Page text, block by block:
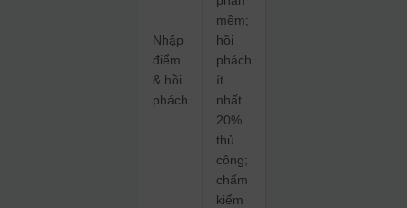
Nhập
điểm
& hồi
phách
mềm;
hồi
phách
ít
nhất
20%
thủ
công;
chấm
kiểm